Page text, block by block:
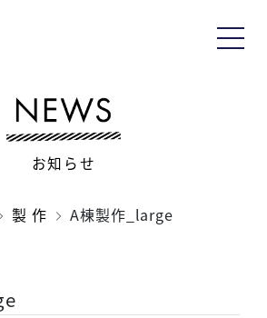
お知らせ
製 作 A棟製作_large